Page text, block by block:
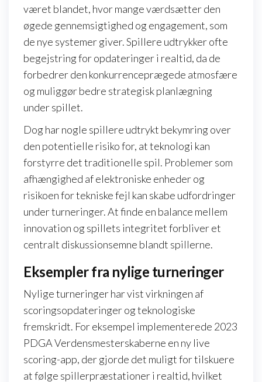
været blandet, hvor mange værdsætter den
øgede gennemsigtighed og engagement, som
de nye systemer giver. Spillere udtrykker ofte
begejstring for opdateringer i realtid, da de
forbedrer den konkurrenceprægede atmosfære
og muliggør bedre strategisk planlægning
under spillet.
Dog har nogle spillere udtrykt bekymring over
den potentielle risiko for, at teknologi kan
forstyrre det traditionelle spil. Problemer som
afhængighed af elektroniske enheder og
risikoen for tekniske fejl kan skabe udfordringer
under turneringer. At finde en balance mellem
innovation og spillets integritet forbliver et
centralt diskussionsemne blandt spillerne.
Eksempler fra nylige turneringer
Nylige turneringer har vist virkningen af
scoringsopdateringer og teknologiske
fremskridt. For eksempel implementerede 2023
PDGA Verdensmesterskaberne en ny live
scoring-app, der gjorde det muligt for tilskuere
at følge spillerpræstationer i realtid, hvilket